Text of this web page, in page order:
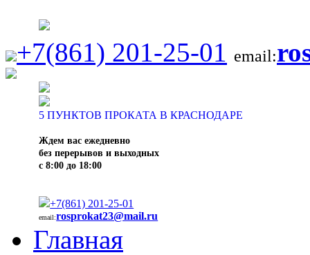
+7(861) 201-25-01 email:
5 ПУНКТОВ ПРОКАТА В КРАСНОДАРЕ
Ждем вас ежедневно
без перерывов и выходных
с 8:00 до 18:00
+7(861) 201-25-01
email:rosprokat23@mail.ru
Главная